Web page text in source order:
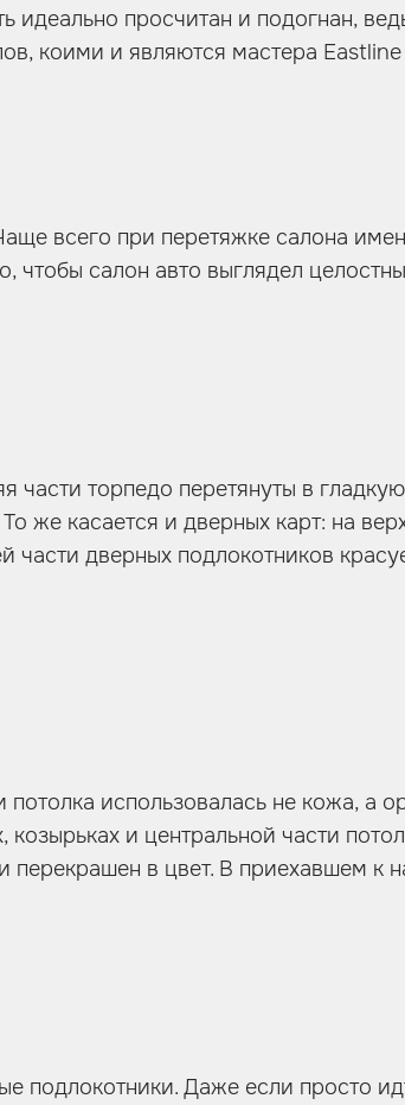
идеально просчитан и подогнан,
коими и являются мастера Eastline
всего при перетяжке салона
чтобы салон авто выглядел
торпедо перетянуты в
же касается и дверных карт: на
дверных подлокотников
использовалась не кожа, а
и центральной части
перекрашен в цвет. В приехавшем
подлокотники. Даже если просто